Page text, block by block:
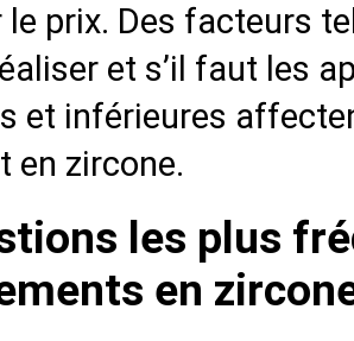
prix. Des facteurs
et s’il faut les
et inférieures
en zircone.
les plus
en